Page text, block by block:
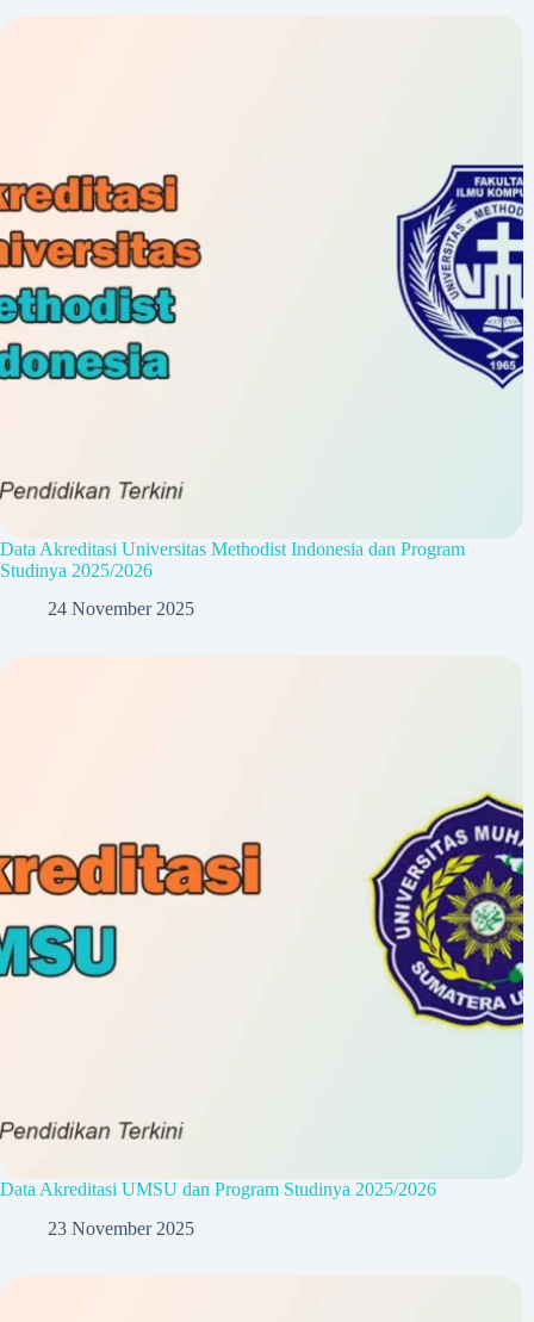
Data Akreditasi Universitas Methodist Indonesia dan Program
Studinya 2025/2026
24 November 2025
Data Akreditasi UMSU dan Program Studinya 2025/2026
23 November 2025